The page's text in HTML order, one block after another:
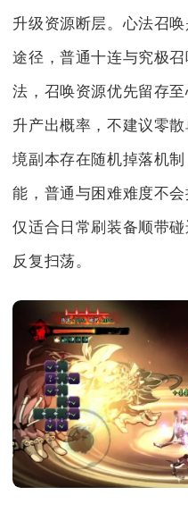
升级资源断层。心法召
途径，普通十连与究极
法，召唤资源优先留存
升产出概率，不建议零
境副本存在随机掉落机
能，普通与困难难度不
仅适合日常刷装备顺带
反复扫荡。